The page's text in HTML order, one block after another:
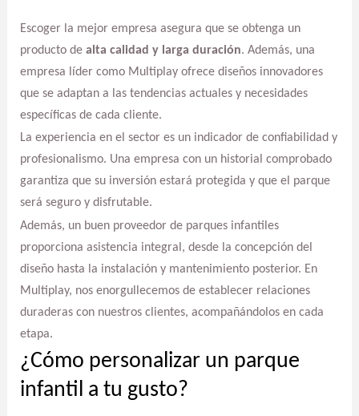
Escoger la mejor empresa asegura que se obtenga un
producto de alta calidad y larga duración. Además, una
empresa líder como Multiplay ofrece diseños innovadores
que se adaptan a las tendencias actuales y necesidades
específicas de cada cliente.
La experiencia en el sector es un indicador de confiabilidad y
profesionalismo. Una empresa con un historial comprobado
garantiza que su inversión estará protegida y que el parque
será seguro y disfrutable.
Además, un buen proveedor de parques infantiles
proporciona asistencia integral, desde la concepción del
diseño hasta la instalación y mantenimiento posterior. En
Multiplay, nos enorgullecemos de establecer relaciones
duraderas con nuestros clientes, acompañándolos en cada
etapa.
¿Cómo personalizar un parque
infantil a tu gusto?